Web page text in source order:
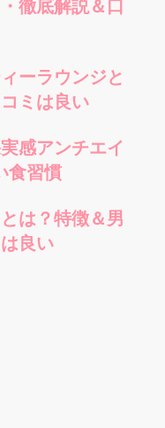
徹底解説＆口
ーラウンジと
ミは良い
感アンチエイ
食習慣
は？特徴＆男
良い